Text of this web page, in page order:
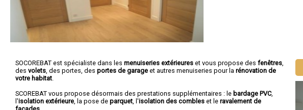
SOCOREBAT est spécialiste dans les menuiseries extérieures et vous propose des fenêtres,
des volets, des portes, des portes de garage et autres menuiseries pour la rénovation de
votre habitat.
SCOREBAT vous propose désormais des prestations supplémentaires : le bardage PVC,
l'isolation extérieure, la pose de parquet, l'isolation des combles et le ravalement de